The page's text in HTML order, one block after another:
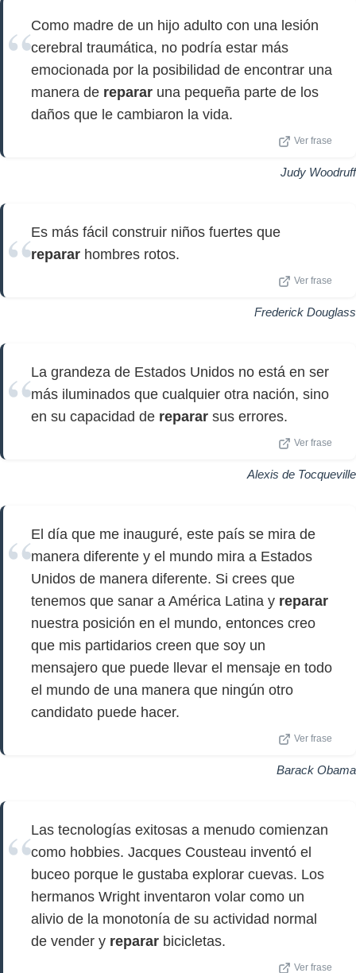
Como madre de un hijo adulto con una lesión
cerebral traumática, no podría estar más
emocionada por la posibilidad de encontrar una
manera de reparar una pequeña parte de los
daños que le cambiaron la vida.
Ver frase
Judy Woodruff
Es más fácil construir niños fuertes que
reparar hombres rotos.
Ver frase
Frederick Douglass
La grandeza de Estados Unidos no está en ser
más iluminados que cualquier otra nación, sino
en su capacidad de reparar sus errores.
Ver frase
Alexis de Tocqueville
El día que me inauguré, este país se mira de
manera diferente y el mundo mira a Estados
Unidos de manera diferente. Si crees que
tenemos que sanar a América Latina y reparar
nuestra posición en el mundo, entonces creo
que mis partidarios creen que soy un
mensajero que puede llevar el mensaje en todo
el mundo de una manera que ningún otro
candidato puede hacer.
Ver frase
Barack Obama
Las tecnologías exitosas a menudo comienzan
como hobbies. Jacques Cousteau inventó el
buceo porque le gustaba explorar cuevas. Los
hermanos Wright inventaron volar como un
alivio de la monotonía de su actividad normal
de vender y reparar bicicletas.
Ver frase